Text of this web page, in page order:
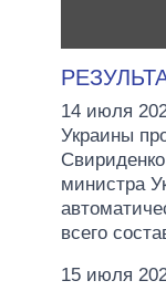
14 июля
Украины
министра
всего
15 июля